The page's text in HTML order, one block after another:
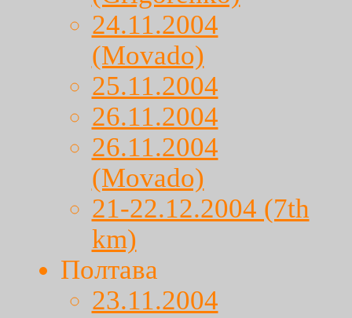
24.11.2004
(Movado)
25.11.2004
26.11.2004
26.11.2004
(Movado)
21-22.12.2004 (7th
km)
Полтава
23.11.2004